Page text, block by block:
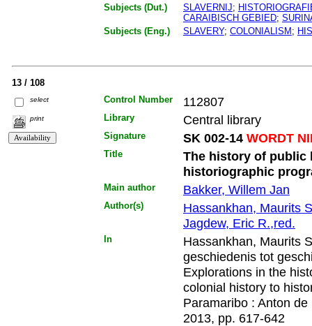
Subjects (Dut.) SLAVERNIJ;
CARAIBISCH GEBIED;
Subjects (Eng.)
SLAVERY; COLONIALISM ;
13 / 108
select
print
Control Number 112807
Library Central library
Signature SK 002-14WORDT
Title
The history of public
historiographic
Main author Bakker, Willem Jan
Author(s)
Hassankhan, Maurits
Jagdew, Eric R.,red.
In
Hassankhan, Maurits
geschiedenis tot
Explorations in the
colonial history to
Paramaribo : Anton
2013, pp. 617-642